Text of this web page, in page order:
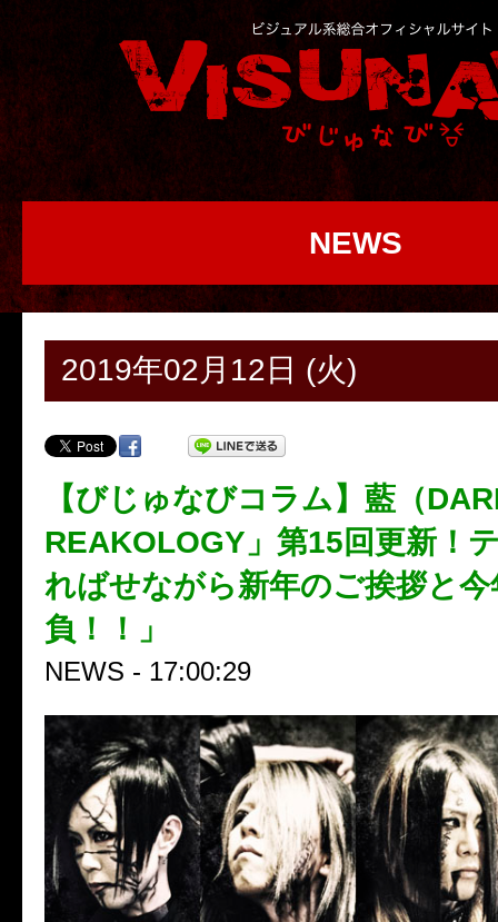
NEWS
2019年02月12日 (火)
【びじゅなびコラム】藍（
REAKOLOGY」第15回更新！
ればせながら新年のご挨拶と今
負！！」
NEWS - 17:00:29